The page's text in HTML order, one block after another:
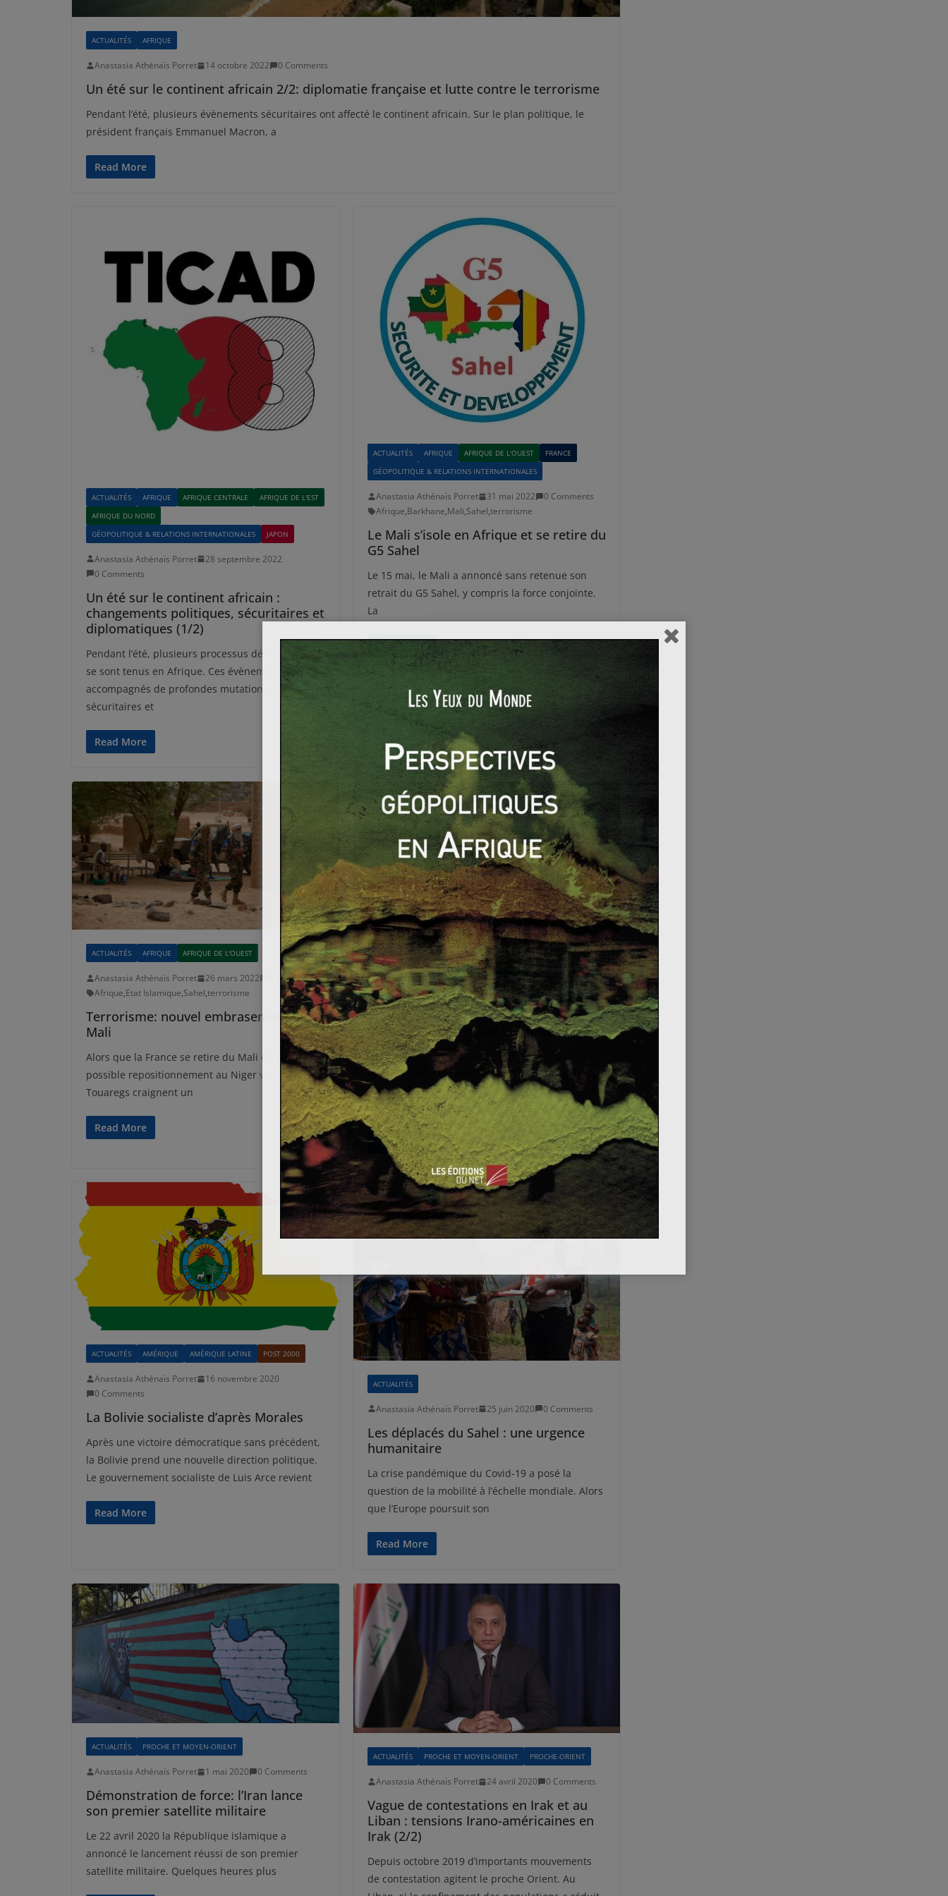
ACTUALITÉS AFRIQUE
Anastasia Athénaïs Porret 14 octobre 2022 0 Comments
Un été sur le continent africain 2/2: diplomatie française et lutte contre le terrorisme
Pendant l’été, plusieurs évènements sécuritaires ont affecté le continent africain. Sur le plan politique, le
président français Emmanuel Macron, a
Read More
ACTUALITÉS AFRIQUE AFRIQUE CENTRALE
AFRIQUE DE L'EST
AFRIQUE DU NORD
GÉOPOLITIQUE & RELATIONS INTERNATIONALES
JAPON
Anastasia Athénaïs Porret
28 septembre 2022
0 Comments
Un été sur le continent africain :
changements politiques, sécuritaires et
diplomatiques (1/2)
Pendant l’été, plusieurs processus démocratiques
se sont tenus en Afrique. Ces évènements ont été
accompagnés de profondes mutations
sécuritaires et
Read More
ACTUALITÉS AFRIQUE AFRIQUE DE L'OUEST
FRANCE
GÉOPOLITIQUE & RELATIONS INTERNATIONALES
Anastasia Athénaïs Porret 31 mai 2022
0 Comments
Afrique,Barkhane,Mali,Sahel,terrorisme
Le Mali s’isole en Afrique et se retire du
G5 Sahel
Le 15 mai, le Mali a annoncé sans retenue son
retrait du G5 Sahel, y compris la force conjointe.
La
Read More
ACTUALITÉS AFRIQUE AFRIQUE DE L'OUEST
Anastasia Athénaïs Porret 26 mars 2022
0 Comments
Afrique,Etat Islamique,Sahel,terrorisme
Terrorisme: nouvel embrasement au
Mali
Alors que la France se retire du Mali en vue d’un
possible repositionnement au Niger voisin, les
Touaregs craignent un
Read More
ACTUALITÉS AFRIQUE AFRIQUE DE L'OUEST
Anastasia Athénaïs Porret 31 janvier 2022
0 Comments
Afrique,Burkina,coup d'Etat,Sahel
Burkina Faso : un putsch soutenu par
la rue
Après le Mali et la Guinée, c’est au tour du
Burkina Faso de voir son président renversé par
les militaires.
Read More
ACTUALITÉS AMÉRIQUE AMÉRIQUE LATINE POST 2000
Anastasia Athénaïs Porret
16 novembre 2020
0 Comments
La Bolivie socialiste d’après Morales
Après une victoire démocratique sans précédent,
la Bolivie prend une nouvelle direction politique.
Le gouvernement socialiste de Luis Arce revient
Read More
ACTUALITÉS
Anastasia Athénaïs Porret 25 juin 2020 0 Comments
Les déplacés du Sahel : une urgence
humanitaire
La crise pandémique du Covid-19 a posé la
question de la mobilité à l’échelle mondiale. Alors
que l’Europe poursuit son
Read More
ACTUALITÉS PROCHE ET MOYEN-ORIENT
Anastasia Athénaïs Porret 1 mai 2020 0 Comments
Démonstration de force: l’Iran lance
son premier satellite militaire
Le 22 avril 2020 la République islamique a
annoncé le lancement réussi de son premier
satellite militaire. Quelques heures plus
ACTUALITÉS PROCHE ET MOYEN-ORIENT PROCHE-ORIENT
Anastasia Athénaïs Porret 24 avril 2020 0 Comments
Vague de contestations en Irak et au
Liban : tensions Irano-américaines en
Irak (2/2)
Depuis octobre 2019 d’importants mouvements
de contestation agitent le proche Orient. Au